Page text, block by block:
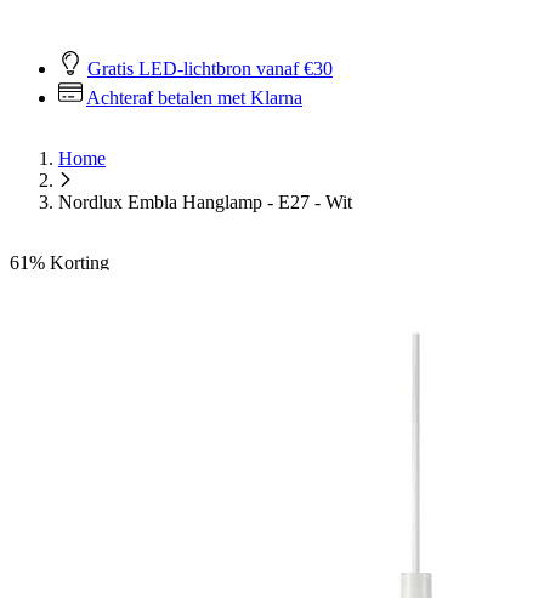
Gratis LED-lichtbron vanaf €30
Achteraf betalen met Klarna
Home
Nordlux Embla Hanglamp - E27 - Wit
61% Korting